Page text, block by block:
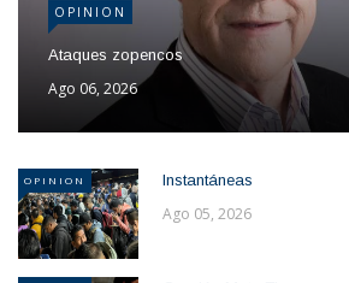
OPINION
Ataques zopencos
Ago 06, 2026
OPINION Instantáneas
Ago 05, 2026